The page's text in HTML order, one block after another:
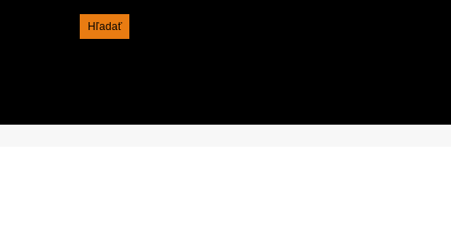
Hľadať